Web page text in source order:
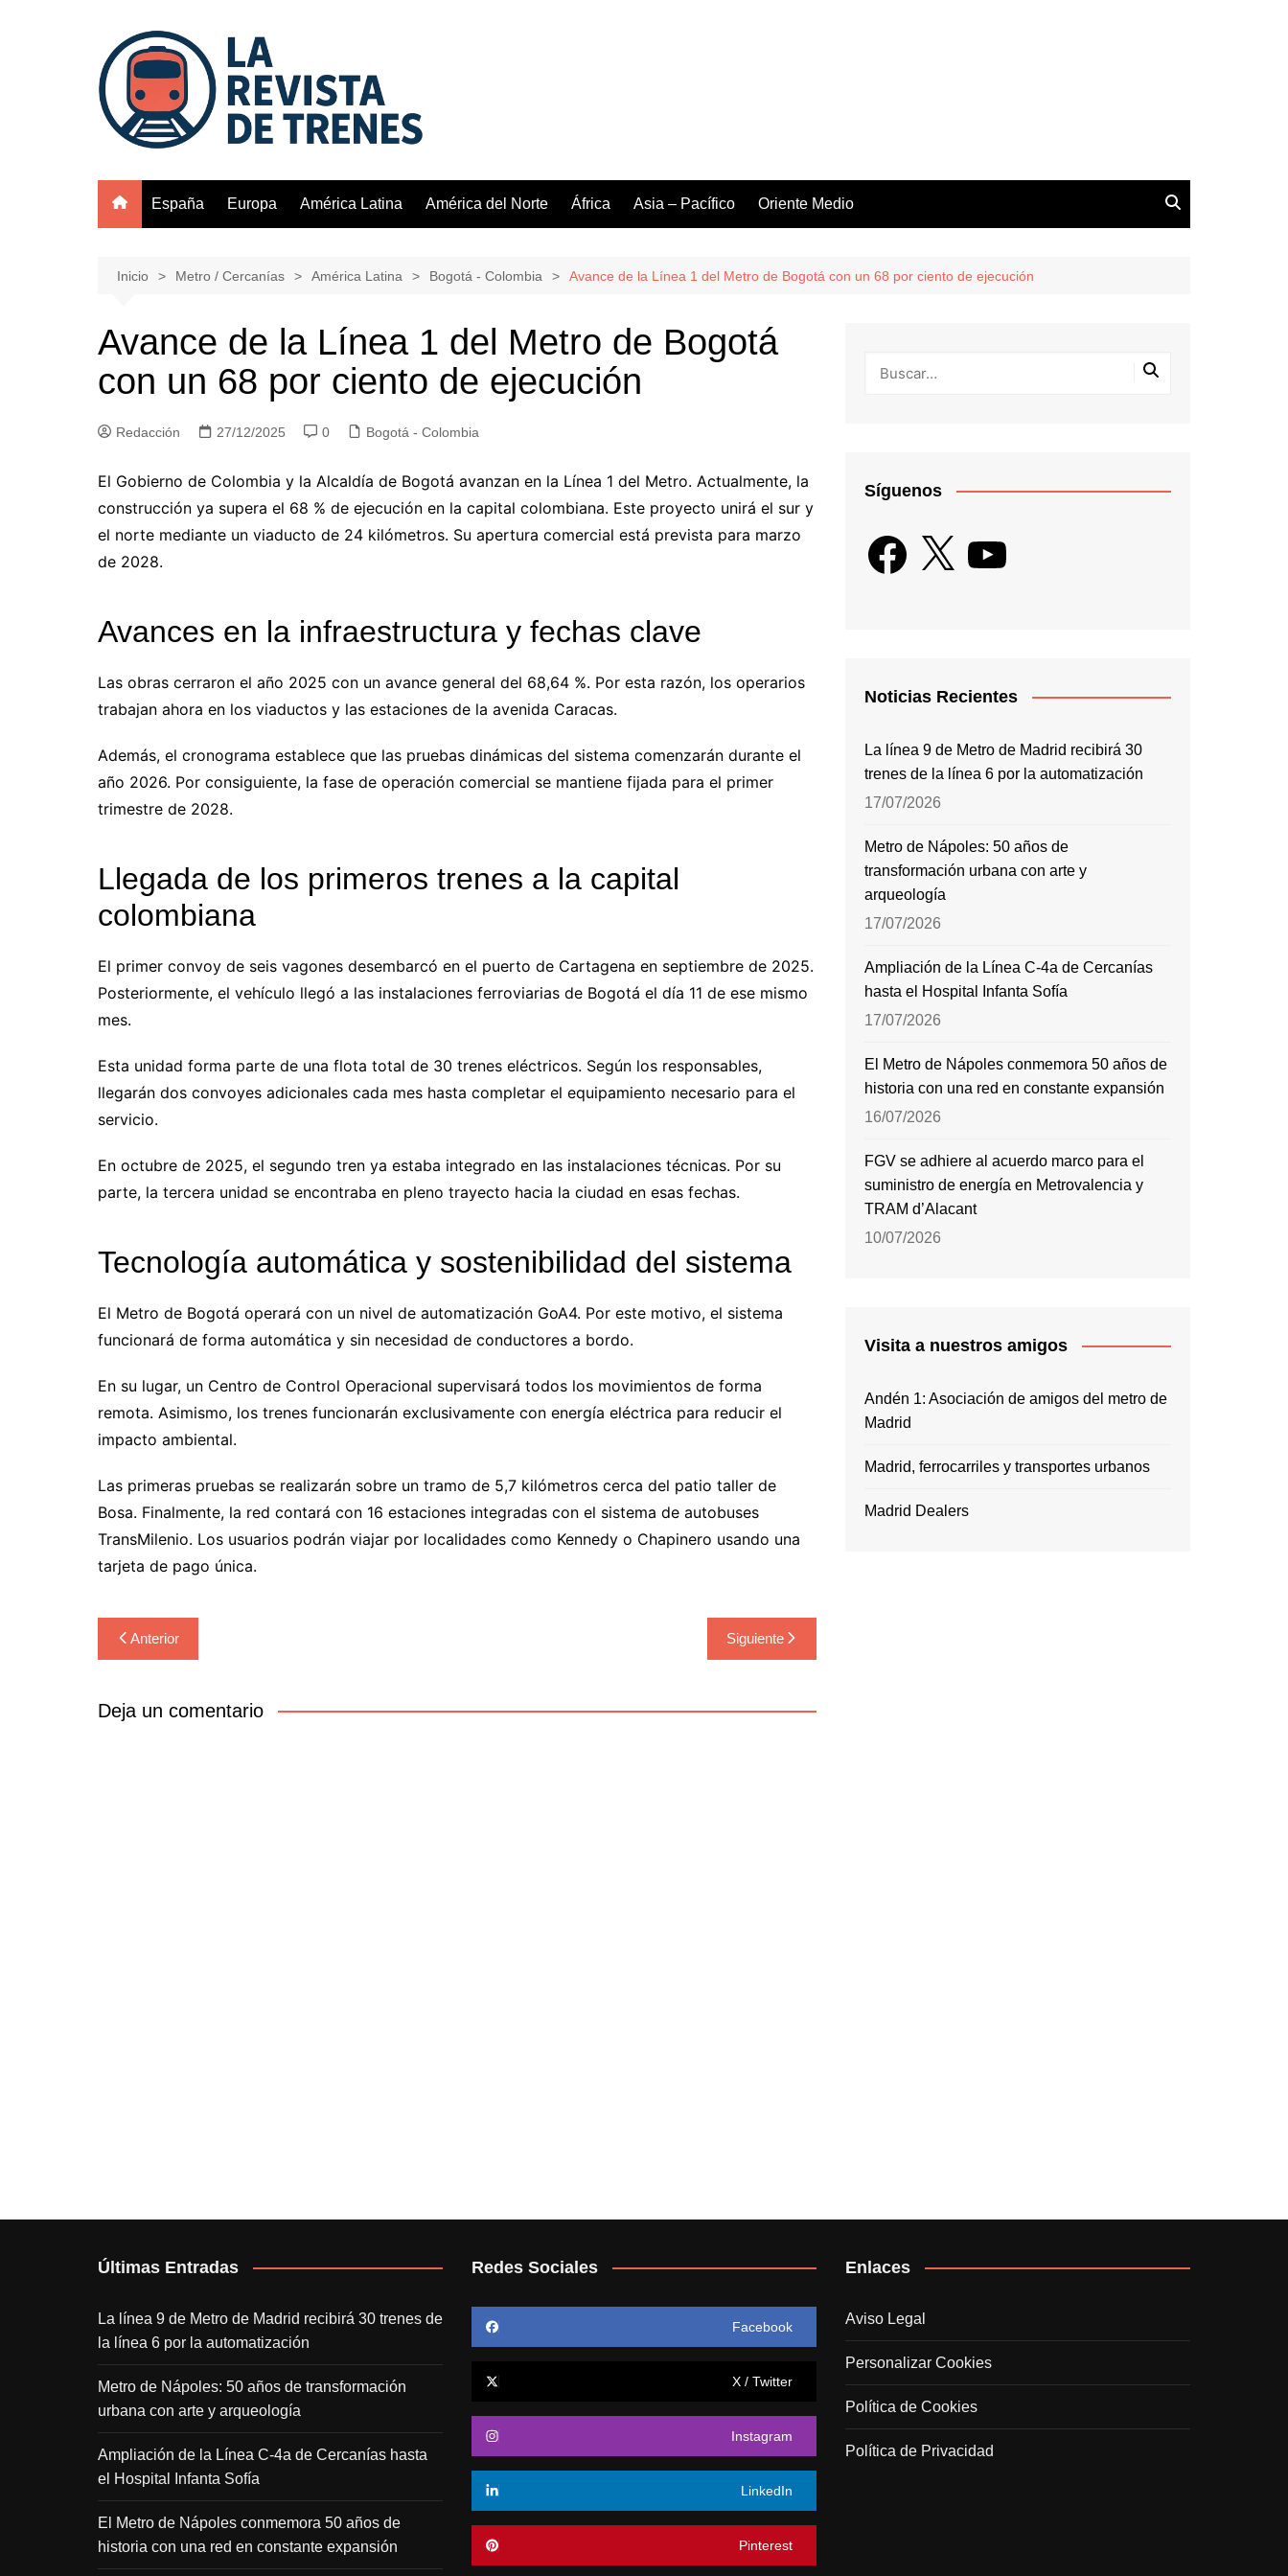
España Europa América Latina América del Norte África Asia – Pacífico Oriente Medio
Inicio Metro / Cercanías América Latina Bogotá - Colombia Avance de la Línea 1 del Metro de Bogotá con un 68 por ciento de ejecución
Avance de la Línea 1 del Metro de Bogotá
con un 68 por ciento de ejecución
Redacción 27/12/2025 0 Bogotá - Colombia
El Gobierno de Colombia y la Alcaldía de Bogotá avanzan en la Línea 1 del Metro. Actualmente, la
construcción ya supera el 68 % de ejecución en la capital colombiana. Este proyecto unirá el sur y
el norte mediante un viaducto de 24 kilómetros. Su apertura comercial está prevista para marzo
de 2028.
Avances en la infraestructura y fechas clave
Las obras cerraron el año 2025 con un avance general del 68,64 %. Por esta razón, los operarios
trabajan ahora en los viaductos y las estaciones de la avenida Caracas.
Además, el cronograma establece que las pruebas dinámicas del sistema comenzarán durante el
año 2026. Por consiguiente, la fase de operación comercial se mantiene fijada para el primer
trimestre de 2028.
Llegada de los primeros trenes a la capital
colombiana
El primer convoy de seis vagones desembarcó en el puerto de Cartagena en septiembre de 2025.
Posteriormente, el vehículo llegó a las instalaciones ferroviarias de Bogotá el día 11 de ese mismo
mes.
Esta unidad forma parte de una flota total de 30 trenes eléctricos. Según los responsables,
llegarán dos convoyes adicionales cada mes hasta completar el equipamiento necesario para el
servicio.
En octubre de 2025, el segundo tren ya estaba integrado en las instalaciones técnicas. Por su
parte, la tercera unidad se encontraba en pleno trayecto hacia la ciudad en esas fechas.
Tecnología automática y sostenibilidad del sistema
El Metro de Bogotá operará con un nivel de automatización GoA4. Por este motivo, el sistema
funcionará de forma automática y sin necesidad de conductores a bordo.
En su lugar, un Centro de Control Operacional supervisará todos los movimientos de forma
remota. Asimismo, los trenes funcionarán exclusivamente con energía eléctrica para reducir el
impacto ambiental.
Las primeras pruebas se realizarán sobre un tramo de 5,7 kilómetros cerca del patio taller de
Bosa. Finalmente, la red contará con 16 estaciones integradas con el sistema de autobuses
TransMilenio. Los usuarios podrán viajar por localidades como Kennedy o Chapinero usando una
tarjeta de pago única.
Navegación
de
entradas
Anterior Siguiente
Deja un comentario
Síguenos
Facebook
X YouTube
Noticias Recientes
La línea 9 de Metro de Madrid recibirá 30
trenes de la línea 6 por la automatización
17/07/2026
Metro de Nápoles: 50 años de
transformación urbana con arte y
arqueología
17/07/2026
Ampliación de la Línea C-4a de Cercanías
hasta el Hospital Infanta Sofía
17/07/2026
El Metro de Nápoles conmemora 50 años de
historia con una red en constante expansión
16/07/2026
FGV se adhiere al acuerdo marco para el
suministro de energía en Metrovalencia y
TRAM d’Alacant
10/07/2026
Visita a nuestros amigos
Andén 1: Asociación de amigos del metro de
Madrid
Madrid, ferrocarriles y transportes urbanos
Madrid Dealers
Últimas Entradas
La línea 9 de Metro de Madrid recibirá 30 trenes de
la línea 6 por la automatización
Metro de Nápoles: 50 años de transformación
urbana con arte y arqueología
Ampliación de la Línea C-4a de Cercanías hasta
el Hospital Infanta Sofía
El Metro de Nápoles conmemora 50 años de
historia con una red en constante expansión
Redes Sociales
Facebook
X / Twitter
Instagram
LinkedIn
Pinterest
Enlaces
Aviso Legal
Personalizar Cookies
Política de Cookies
Política de Privacidad